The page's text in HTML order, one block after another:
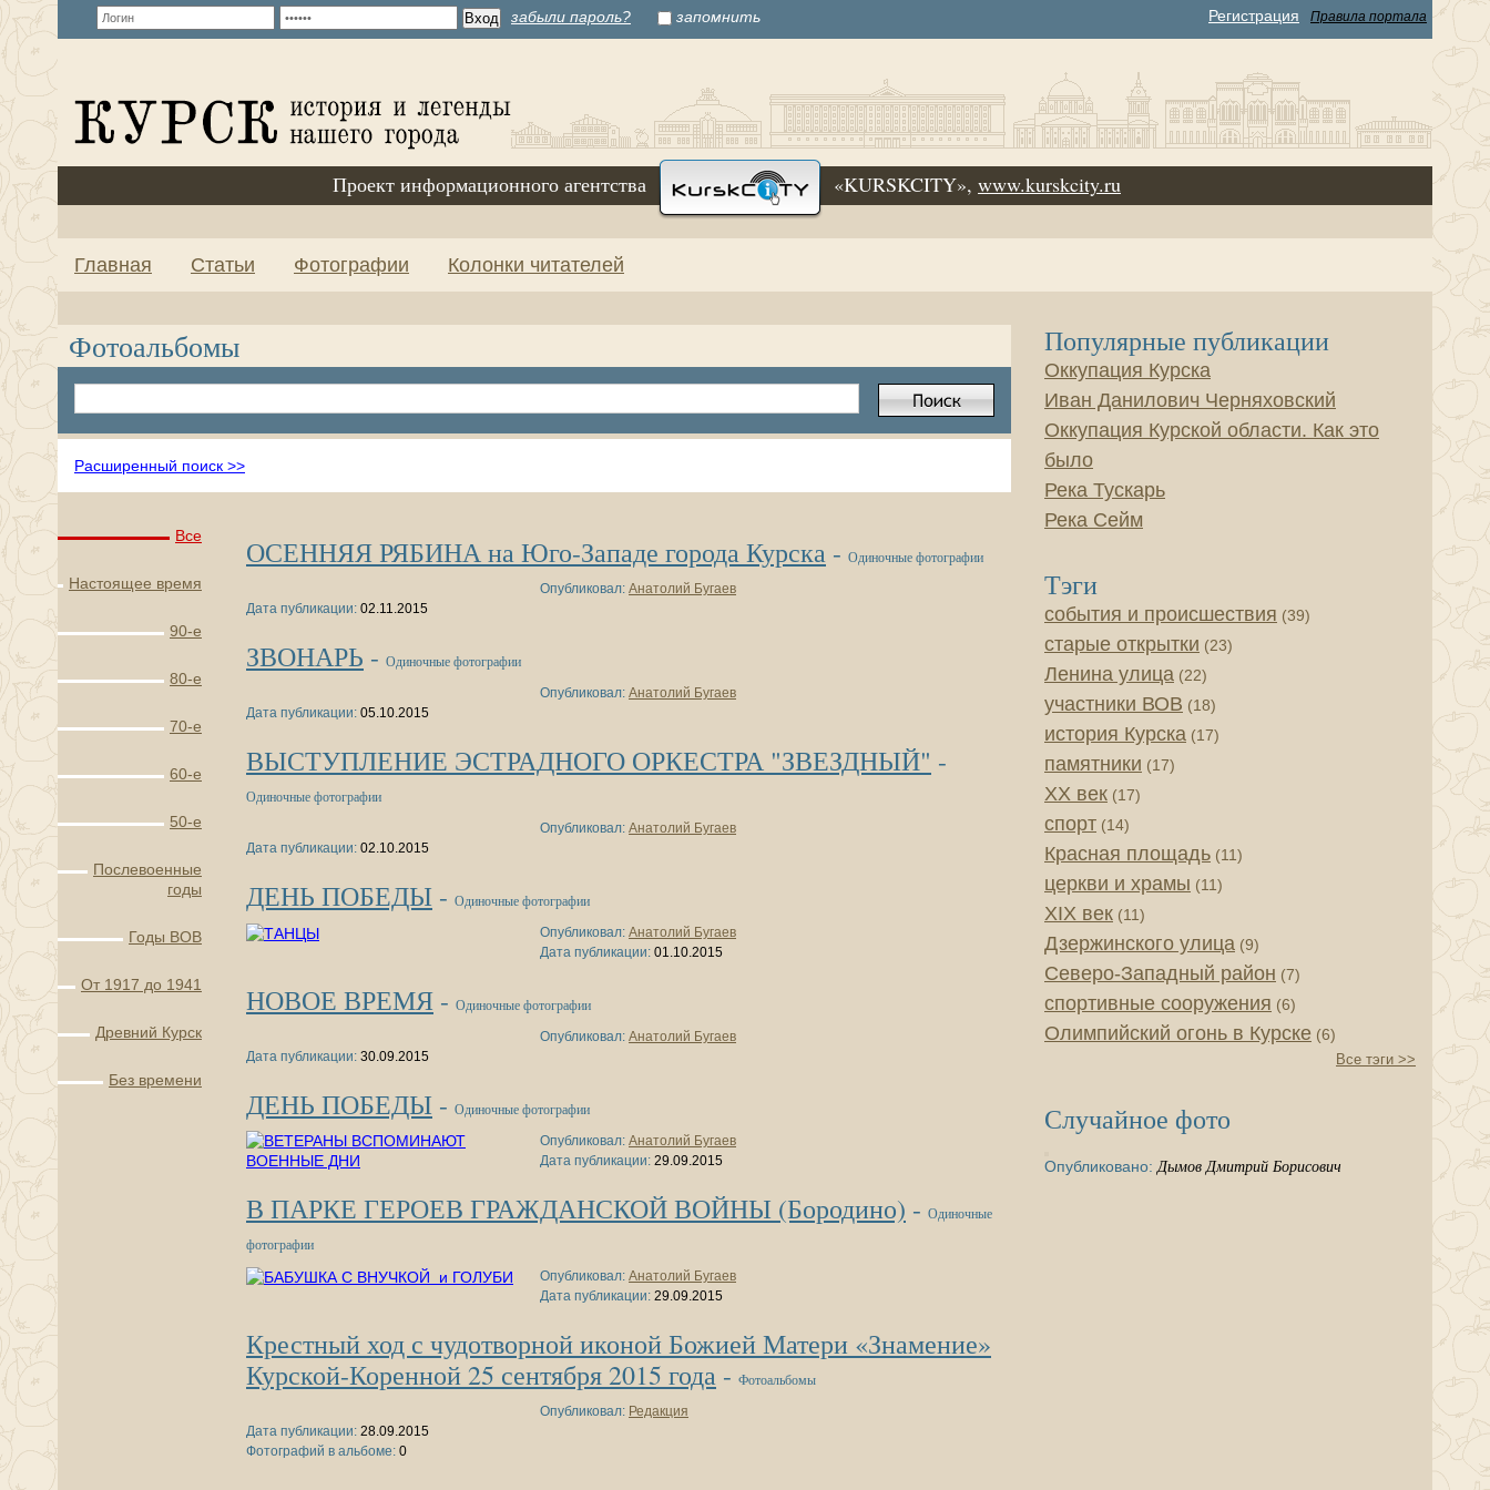
забыли пароль? запомнить Регистрация Правила портала
Проект информационного агентства «KURSKCITY», www.kurskcity.ru
Главная Статьи Фотографии Колонки читателей
Фотоальбомы
Расширенный поиск >>
Все
Настоящее время
90-е
80-е
70-е
60-е
50-е
Послевоенные
годы
Годы ВОВ
От 1917 до 1941
Древний Курск
Без времени
ОСЕННЯЯ РЯБИНА на Юго-Западе города Курска - Одиночные фотографии
Опубликовал: Анатолий Бугаев
Дата публикации: 02.11.2015
ЗВОНАРЬ - Одиночные фотографии
Опубликовал: Анатолий Бугаев
Дата публикации: 05.10.2015
ВЫСТУПЛЕНИЕ ЭСТРАДНОГО ОРКЕСТРА "ЗВЕЗДНЫЙ" -
Одиночные фотографии
Опубликовал: Анатолий Бугаев
Дата публикации: 02.10.2015
ДЕНЬ ПОБЕДЫ - Одиночные фотографии
Опубликовал: Анатолий Бугаев
Дата публикации: 01.10.2015
НОВОЕ ВРЕМЯ - Одиночные фотографии
Опубликовал: Анатолий Бугаев
Дата публикации: 30.09.2015
ДЕНЬ ПОБЕДЫ - Одиночные фотографии
Опубликовал: Анатолий Бугаев
Дата публикации: 29.09.2015
В ПАРКЕ ГЕРОЕВ ГРАЖДАНСКОЙ ВОЙНЫ (Бородино) - Одиночные
фотографии
Опубликовал: Анатолий Бугаев
Дата публикации: 29.09.2015
Крестный ход с чудотворной иконой Божией Матери «Знамение»
Курской-Коренной 25 сентября 2015 года - Фотоальбомы
Опубликовал: Редакция
Дата публикации: 28.09.2015
Фотографий в альбоме: 0
Популярные публикации
Оккупация Курска
Иван Данилович Черняховский
Оккупация Курской области. Как это
было
Река Тускарь
Река Сейм
Тэги
события и происшествия (39)
старые открытки (23)
Ленина улица (22)
участники ВОВ (18)
история Курска (17)
памятники (17)
XX век (17)
спорт (14)
Красная площадь (11)
церкви и храмы (11)
XIX век (11)
Дзержинского улица (9)
Северо-Западный район (7)
спортивные сооружения (6)
Олимпийский огонь в Курске (6)
Все тэги >>
Случайное фото
Опубликовано: Дымов Дмитрий Борисович